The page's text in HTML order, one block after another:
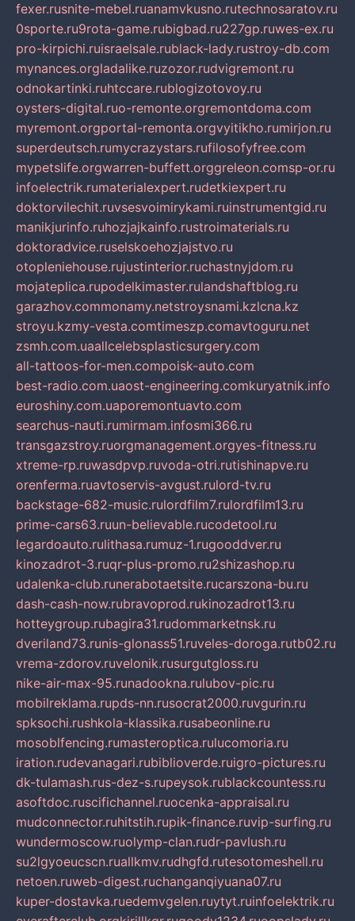
fexer.rusnite-mebel.ruanamvkusno.rutechnosaratov.ru
0sporte.ru9rota-game.rubigbad.ru227gp.ruwes-ex.ru
pro-kirpichi.ruisraelsale.rublack-lady.rustroy-db.com
mynances.orgladalike.ruzozor.rudvigremont.ru
odnokartinki.ruhtccare.rublogizotovoy.ru
oysters-digital.ruo-remonte.orgremontdoma.com
myremont.orgportal-remonta.orgvyitikho.rumirjon.ru
superdeutsch.rumycrazystars.rufilosofyfree.com
mypetslife.orgwarren-buffett.orggreleon.comsp-or.ru
infoelectrik.rumaterialexpert.rudetkiexpert.ru
doktorvilechit.ruvsesvoimirykami.ruinstrumentgid.ru
manikjurinfo.ruhozjajkainfo.rustroimaterials.ru
doktoradvice.ruselskoehozjajstvo.ru
otopleniehouse.rujustinterior.ruchastnyjdom.ru
mojateplica.rupodelkimaster.rulandshaftblog.ru
garazhov.commonamy.netstroysnami.kzlcna.kz
stroyu.kzmy-vesta.comtimeszp.comavtoguru.net
zsmh.com.uaallcelebsplasticsurgery.com
all-tattoos-for-men.compoisk-auto.com
best-radio.com.uaost-engineering.comkuryatnik.info
euroshiny.com.uaporemontuavto.com
searchus-nauti.rumirmam.infosmi366.ru
transgazstroy.ruorgmanagement.orgyes-fitness.ru
xtreme-rp.ruwasdpvp.ruvoda-otri.rutishinapve.ru
orenferma.ruavtoservis-avgust.rulord-tv.ru
backstage-682-music.rulordfilm7.rulordfilm13.ru
prime-cars63.ruun-believable.rucodetool.ru
legardoauto.rulithasa.rumuz-1.rugooddver.ru
kinozadrot-3.ruqr-plus-promo.ru2shizashop.ru
udalenka-club.runerabotaetsite.rucarszona-bu.ru
dash-cash-now.rubravoprod.rukinozadrot13.ru
hotteygroup.rubagira31.rudommarketnsk.ru
dveriland73.runis-glonass51.ruveles-doroga.rutb02.ru
vrema-zdorov.ruvelonik.rusurgutgloss.ru
nike-air-max-95.runadookna.rulubov-pic.ru
mobilreklama.rupds-nn.rusocrat2000.ruvgurin.ru
spksochi.rushkola-klassika.rusabeonline.ru
mosoblfencing.rumasteroptica.rulucomoria.ru
iration.rudevanagari.rubiblioverde.ruigro-pictures.ru
dk-tulamash.rus-dez-s.rupeysok.rublackcountess.ru
asoftdoc.ruscifichannel.ruocenka-appraisal.ru
mudconnector.ruhitstih.rupik-finance.ruvip-surfing.ru
wundermoscow.ruolymp-clan.rudr-pavlush.ru
su2lgyoeucscn.ruallkmv.rudhgfd.rutesotomeshell.ru
netoen.ruweb-digest.ruchanganqiyuana07.ru
kuper-dostavka.ruedemvgelen.ruytyt.ruinfoelektrik.ru